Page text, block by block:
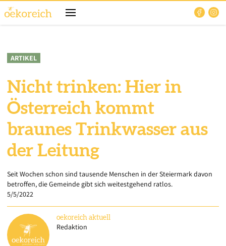
ARTIKEL
Nicht trinken: Hier in
Österreich kommt
braunes Trinkwasser aus
der Leitung
Seit Wochen schon sind tausende Menschen in der Steiermark davon
betroffen, die Gemeinde gibt sich weitestgehend ratlos.
5/5/2022
oekoreich aktuell
Redaktion